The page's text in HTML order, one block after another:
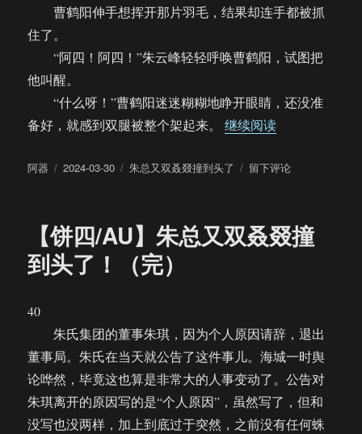
曹鹤阳伸手想挥开那片羽毛，结果却连手都被抓
住了。
“阿四！阿四！”朱云峰轻轻呼唤曹鹤阳，试图把
他叫醒。
“什么呀！”曹鹤阳迷迷糊糊地睁开眼睛，还没准
备好，就感到双腿被整个架起来。继续阅读“【饼四/AU】
作
阿器
发
2024-03-30
分
朱总又双叒叕撞到头了
于
总
又
到
了！
（彩
蛋
一）
留下评论
【饼四/AU】朱总又双叒叕撞
到头了！（完）
40
朱氏集团的董事朱琪，因为个人原因请辞，退出
董事局。朱氏在当天就公告了这件事儿。海城一时舆
论哗然，毕竟这也算是非常大的人事变动了。公告对
朱琪离开的原因写的是“个人原因”，虽然写了，但和
没写也没两样，加上到底过于突然，之前没有任何蛛